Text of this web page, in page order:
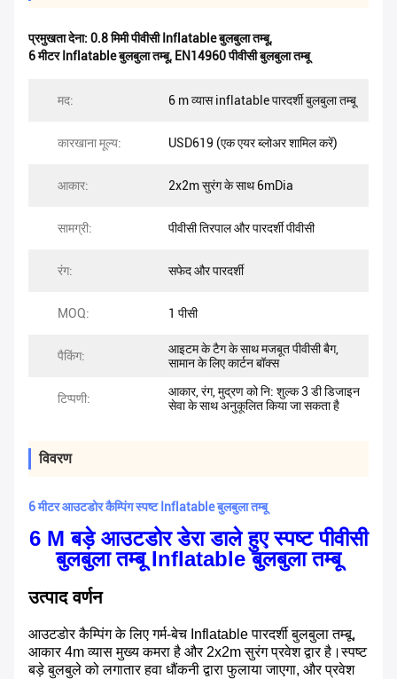
प्रमुखता देना: 0.8 मिमी पीवीसी Inflatable बुलबुला तम्बू,
6 मीटर Inflatable बुलबुला तम्बू, EN14960 पीवीसी बुलबुला तम्बू
मद: 6 m व्यास inflatable पारदर्शी बुलबुला तम्बू
कारखाना मूल्य: USD619 (एक एयर ब्लोअर शामिल करें)
आकार: 2x2m सुरंग के साथ 6mDia
सामग्री: पीवीसी तिरपाल और पारदर्शी पीवीसी
रंग: सफेद और पारदर्शी
MOQ: 1 पीसी
पैकिंग:
आइटम के टैग के साथ मजबूत पीवीसी बैग,
सामान के लिए कार्टन बॉक्स
टिप्पणी:
आकार, रंग, मुद्रण को नि: शुल्क 3 डी डिजाइन
सेवा के साथ अनुकूलित किया जा सकता है
विवरण
6 मीटर आउटडोर कैम्पिंग स्पष्ट Inflatable बुलबुला तम्बू
6 M बड़े आउटडोर डेरा डाले हुए स्पष्ट पीवीसी
बुलबुला तम्बू Inflatable बुलबुला तम्बू
उत्पाद वर्णन
आउटडोर कैम्पिंग के लिए गर्म-बेच Inflatable पारदर्शी बुलबुला तम्बू,
आकार 4m व्यास मुख्य कमरा है और 2x2m सुरंग प्रवेश द्वार है।स्पष्ट
बड़े बुलबुले को लगातार हवा धौंकनी द्वारा फुलाया जाएगा, और प्रवेश